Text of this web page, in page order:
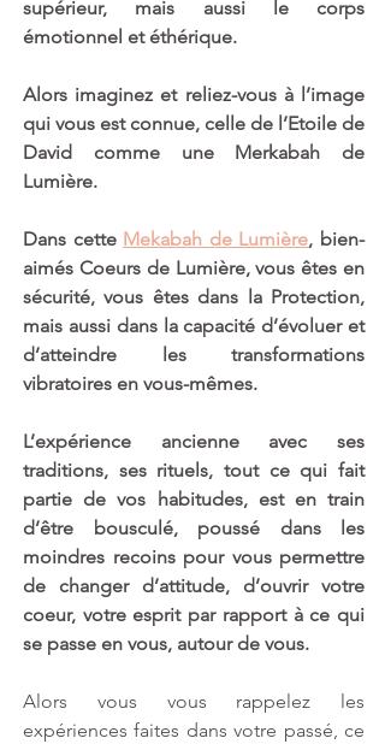
supérieur, mais aussi le corps
émotionnel et éthérique.
Alors imaginez et reliez-vous à l’image
qui vous est connue, celle de l’Etoile de
David comme une Merkabah de
Lumière.
Dans cette Mekabah de Lumière, bien-
aimés Coeurs de Lumière, vous êtes en
sécurité, vous êtes dans la Protection,
mais aussi dans la capacité d’évoluer et
d’atteindre les transformations
vibratoires en vous-mêmes.
L’expérience ancienne avec ses
traditions, ses rituels, tout ce qui fait
partie de vos habitudes, est en train
d’être bousculé, poussé dans les
moindres recoins pour vous permettre
de changer d’attitude, d’ouvrir votre
coeur, votre esprit par rapport à ce qui
se passe en vous, autour de vous.
Alors vous vous rappelez les
expériences faites dans votre passé, ce